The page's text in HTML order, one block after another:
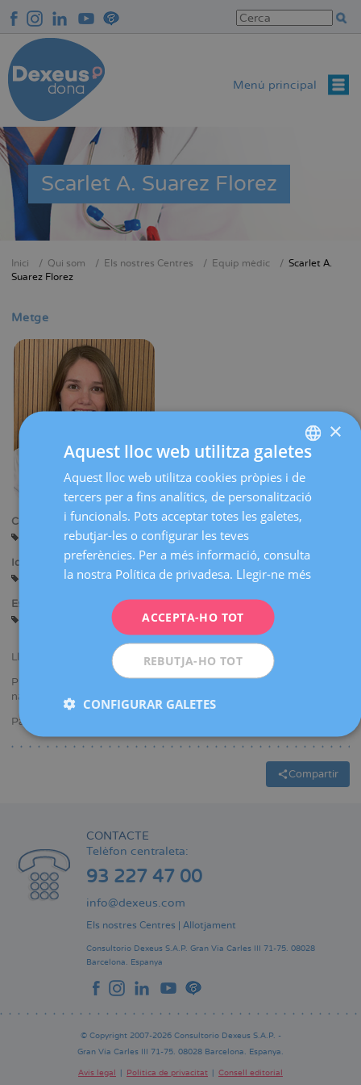
contingut
Menú principal
Scarlet A. Suarez Florez
Fil
Inici Qui som Els nostres Centres Equip mèdic
Scarlet A.
Suarez Florez
Metge
Centres:
Barcelona
Idiomes:
Especialitats:
Guàrdies en sala de parts
Llicenciada en Medicina i Cirurgia.
Presentació de comunicacions i pòsters en congressos i cursos
nacionals i internacionals.
Participació en estudis i projectes de recerca.
Compartir
CONTACTE
Telèfon centraleta:
93 227 47 00
info@dexeus.com
Els nostres Centres | Allotjament
Consultorio Dexeus S.A.P. Gran Via Carles III 71-75. 08028
Barcelona. Espanya
© Copyright 2007-2026 Consultorio Dexeus S.A.P. -
Gran Via Carles III 71-75. 08028 Barcelona. Espanya.
Avís legal Política de privacitat Consell editorial
SPANISH
CATALÀ
FRENCH
×
Aquest lloc web utilitza galetes
Aquest lloc web utilitza cookies pròpies i de
tercers per a fins analítics, de personalització
i funcionals. Pots acceptar totes les galetes,
rebutjar-les o configurar les teves
preferències. Per a més informació, consulta
la nostra Política de privadesa. Llegir-ne més
ACCEPTA-HO TOT
REBUTJA-HO TOT
CONFIGURAR GALETES